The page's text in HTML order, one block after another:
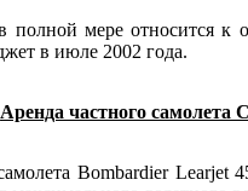
полной мере относится
в июле 2002 года.
Аренда частного самолета
Bombardier Learjet